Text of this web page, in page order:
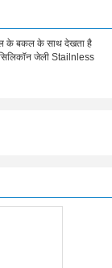
के बकल के साथ देखता है
जेली Stailnless